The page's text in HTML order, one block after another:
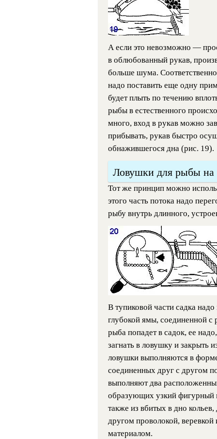
А если это невозможно —
в облюбованный рукав,
больше шума. Соответственно
надо поставить еще одну
будет плыть по течению
рыбы в естественного
много, вход в рукав можно
прибывать, рукав быстро
обнажившегося дна (рис. 19).
Ловушки для рыбы на
Тот же принцип можно
этого часть потока надо
рыбу внутрь длинного,
В тупиковой части садка
глубокой ямы, соединенной с
рыба попадет в садок, ее
загнать в ловушку и закрыть
ловушки выполняются в
соединенных друг с другом
выполняют два
образующих узкий фигурный
также из вбитых в дно
другом проволокой,
материалом.